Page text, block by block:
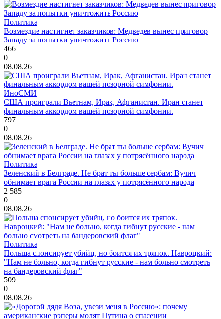
Политика
Возмездие настигнет заказчиков: Медведев вынес приговор
Западу за попытки уничтожить Россию
466
0
08.08.26
ИноСМИ
США проиграли Вьетнам, Ирак, Афганистан. Иран станет
финальным аккордом вашей позорной симфонии.
797
0
08.08.26
Политика
Зеленский в Белграде. Не брат ты больше сербам: Вучич
обнимает врага России на глазах у потрясённого народа
2 585
0
08.08.26
Политика
Польша спонсирует убийц, но боится их тряпок. Навроцкий:
"Нам не больно, когда гибнут русские - нам больно смотреть
на бандеровский флаг"
509
0
08.08.26